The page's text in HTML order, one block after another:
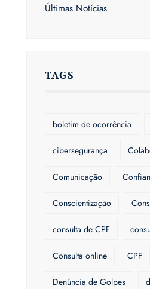
Últimas Notícias
TAGS
boletim de ocorrência
cibersegurança
Comunicação
Conscientização
consulta de CPF
Consulta online CPF
Denúncia de Golpes